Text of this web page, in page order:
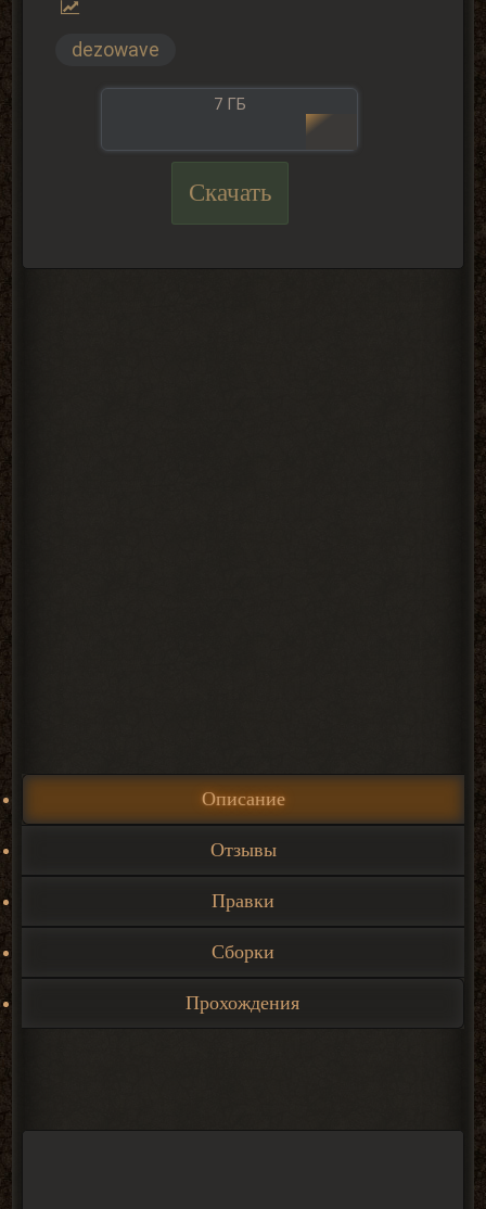
dezowave
7 ГБ
Скачать
Описание
Отзывы
Правки
Сборки
Прохождения